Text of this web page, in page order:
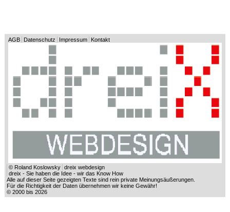
AGB Datenschutz Impressum Kontakt
© Roland Koslowsky
dreix webdesign
dreix - Sie haben die Idee - wir das Know How
Alle auf dieser Seite gezeigten Texte sind rein private Meinungsäußerungen.
Für die Richtigkeit der Daten übernehmen wir keine Gewähr!
© 2000 bis 2026